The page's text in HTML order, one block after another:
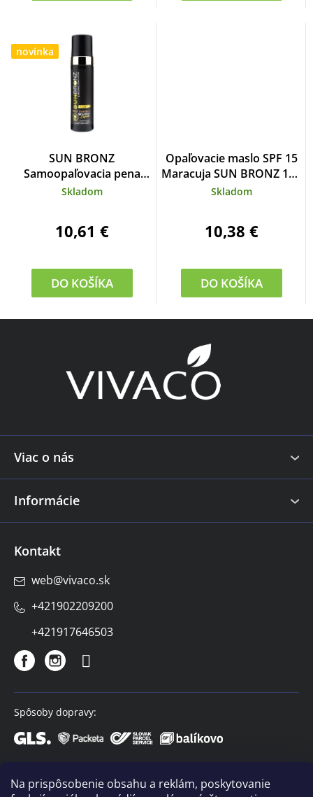
Na prispôsobenie obsahu a reklám, poskytovanie
novinka
SUN BRONZ
Samoopaľovacia pena
LIGHT
Skladom
10,61 €
DO KOŠÍKA
Opaľovacie maslo SPF 15
Maracuja SUN BRONZ 150
ml
Skladom
10,38 €
DO KOŠÍKA
i
Viac o nás
Informácie
Kontakt
web@vivaco.sk
+421902209200
+421917646503
Spôsoby dopravy:
Spôsoby platby: